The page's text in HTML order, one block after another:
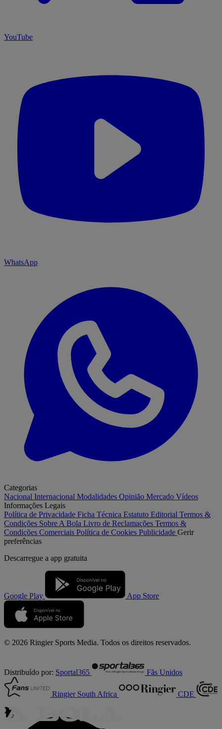
YouTube
WhatsApp
Categorias
Nacional Internacional Modalidades Opinião Mercado Vídeos
Informações Legais
Política de Privacidade Ficha Técnica Estatuto Editorial Termos &
Condições Sobre A Bola Livro de Reclamações Termos &
Condições Comerciais Política de Cookies Publicidade Gerir
preferências
Descarregue a app gratuita
Google Play App Store
© 2026 Ringier Sports Media. Todos os direitos reservados.
Distribuído por: Sportal365 Fãs Unidos
Ringier South Africa CDE